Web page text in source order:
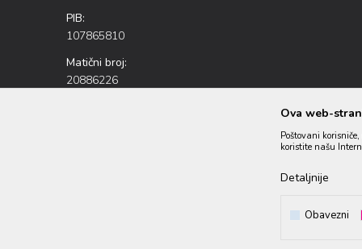
PIB:
107865810
Matični broj:
20886226
i ne podrazumeva da su
Ova web-
Poštovani
koristite našu
Detaljnije
Obavezni